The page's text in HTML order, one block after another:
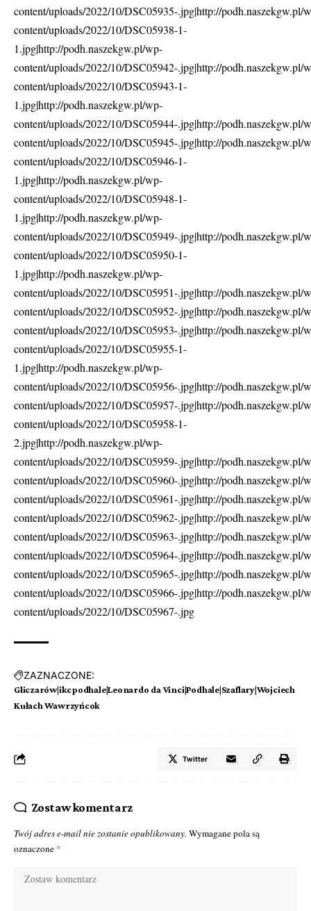
content/uploads/2022/10/DSC05935-.jpg|http://podh.naszekgw.pl/
content/uploads/2022/10/DSC05938-1-
1.jpg|http://podh.naszekgw.pl/wp-
content/uploads/2022/10/DSC05942-.jpg|http://podh.naszekgw.pl/
content/uploads/2022/10/DSC05943-1-
1.jpg|http://podh.naszekgw.pl/wp-
content/uploads/2022/10/DSC05944-.jpg|http://podh.naszekgw.pl/
content/uploads/2022/10/DSC05945-.jpg|http://podh.naszekgw.pl/
content/uploads/2022/10/DSC05946-1-
1.jpg|http://podh.naszekgw.pl/wp-
content/uploads/2022/10/DSC05948-1-
1.jpg|http://podh.naszekgw.pl/wp-
content/uploads/2022/10/DSC05949-.jpg|http://podh.naszekgw.pl/
content/uploads/2022/10/DSC05950-1-
1.jpg|http://podh.naszekgw.pl/wp-
content/uploads/2022/10/DSC05951-.jpg|http://podh.naszekgw.pl/
content/uploads/2022/10/DSC05952-.jpg|http://podh.naszekgw.pl/
content/uploads/2022/10/DSC05953-.jpg|http://podh.naszekgw.pl/
content/uploads/2022/10/DSC05955-1-
1.jpg|http://podh.naszekgw.pl/wp-
content/uploads/2022/10/DSC05956-.jpg|http://podh.naszekgw.pl/
content/uploads/2022/10/DSC05957-.jpg|http://podh.naszekgw.pl/
content/uploads/2022/10/DSC05958-1-
2.jpg|http://podh.naszekgw.pl/wp-
content/uploads/2022/10/DSC05959-.jpg|http://podh.naszekgw.pl/
content/uploads/2022/10/DSC05960-.jpg|http://podh.naszekgw.pl/
content/uploads/2022/10/DSC05961-.jpg|http://podh.naszekgw.pl/
content/uploads/2022/10/DSC05962-.jpg|http://podh.naszekgw.pl/
content/uploads/2022/10/DSC05963-.jpg|http://podh.naszekgw.pl/
content/uploads/2022/10/DSC05964-.jpg|http://podh.naszekgw.pl/
content/uploads/2022/10/DSC05965-.jpg|http://podh.naszekgw.pl/
content/uploads/2022/10/DSC05966-.jpg|http://podh.naszekgw.pl/
content/uploads/2022/10/DSC05967-.jpg
ZAZNACZONE:
Gliczarów|ikcpodhale|Leonardo da Vinci|Podhale|Szaflary|Wojciech
Kułach Wawrzyńcok
Twitter
Zostaw komentarz
Twój adres e-mail nie zostanie opublikowany. Wymagane pola są
oznaczone *